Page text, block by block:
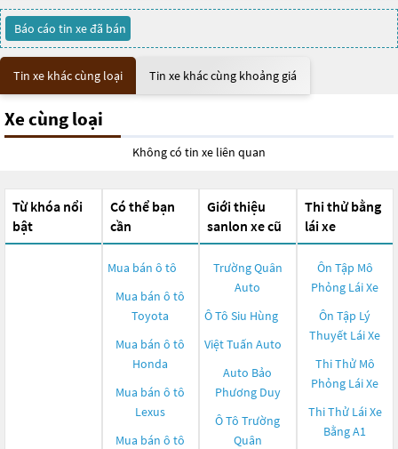
Báo cáo tin xe đã bán
Tin xe khác cùng loại Tin xe khác cùng khoảng giá
Xe cùng loại
Không có tin xe liên quan
Từ khóa nổi
bật
Có thể bạn
cần
Mua bán ô tô
Mua bán ô tô
Toyota
Mua bán ô tô
Honda
Mua bán ô tô
Lexus
Mua bán ô tô
Giới thiệu
sanlon xe cũ
Trường Quân
Auto
Ô Tô Siu Hùng
Việt Tuấn Auto
Auto Bảo
Phương Duy
Ô Tô Trường
Quân
Thi thử bằng
lái xe
Ôn Tập Mô
Phỏng Lái Xe
Ôn Tập Lý
Thuyết Lái Xe
Thi Thử Mô
Phỏng Lái Xe
Thi Thử Lái Xe
Bằng A1